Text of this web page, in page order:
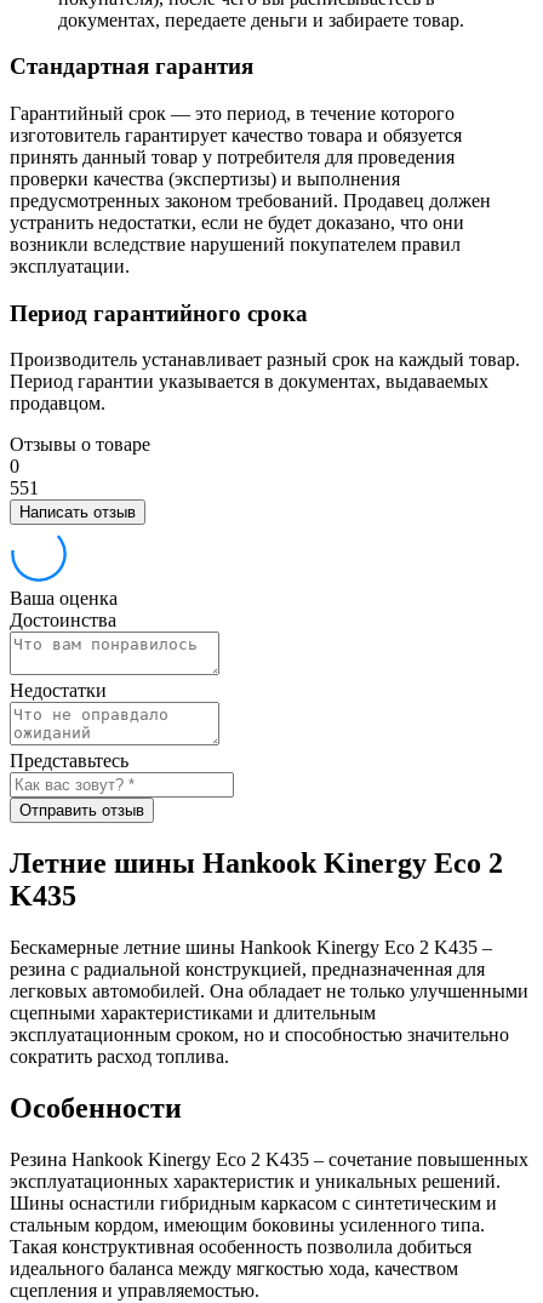
документах, передаете деньги и забираете товар.
Стандартная гарантия
Гарантийный срок — это период, в течение которого
изготовитель гарантирует качество товара и обязуется
принять данный товар у потребителя для проведения
проверки качества (экспертизы) и выполнения
предусмотренных законом требований. Продавец должен
устранить недостатки, если не будет доказано, что они
возникли вследствие нарушений покупателем правил
эксплуатации.
Период гарантийного срока
Производитель устанавливает разный срок на каждый товар.
Период гарантии указывается в документах, выдаваемых
продавцом.
Отзывы о товаре
0
551
Написать отзыв
Ваша оценка
Достоинства
Недостатки
Представьтесь
Отправить отзыв
Летние шины Hankook Kinergy Eco 2
K435
Бескамерные летние шины Hankook Kinergy Eco 2 K435 –
резина с радиальной конструкцией, предназначенная для
легковых автомобилей. Она обладает не только улучшенными
сцепными характеристиками и длительным
эксплуатационным сроком, но и способностью значительно
сократить расход топлива.
Особенности
Резина Hankook Kinergy Eco 2 K435 – сочетание повышенных
эксплуатационных характеристик и уникальных решений.
Шины оснастили гибридным каркасом с синтетическим и
стальным кордом, имеющим боковины усиленного типа.
Такая конструктивная особенность позволила добиться
идеального баланса между мягкостью хода, качеством
сцепления и управляемостью.